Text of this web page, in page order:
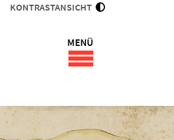
KONTRASTANSICHT
MENÜ